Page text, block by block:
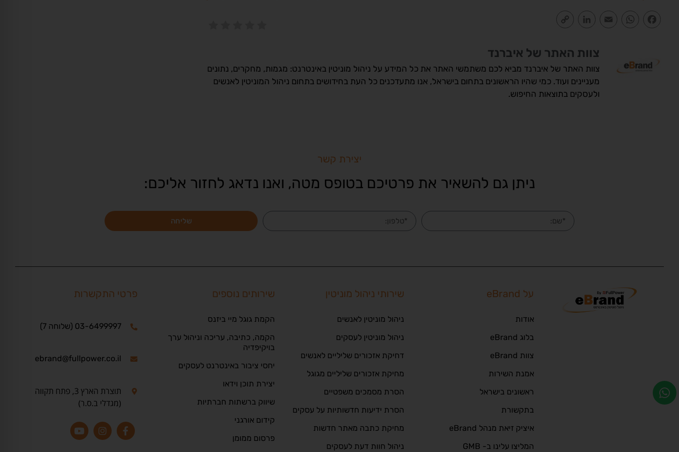
Facebook
WhatsApp
Email
LinkedIn
צוות האתר של איברנד
צוות האתר של איברנד מביא לכם משתמשי האתר את כל המידע על ניהול מוניטין באינטרנט: מגמות, מחקרים, נתונים
מעניינים ועוד. כמי שהיו הראשונים בתחום בישראל, אנו מתעדכנים כל העת בחידושים בתחום ניהול המוניטין לאנשים
ולעסקים בתוצאות החיפוש.
יצירת קשר
ניתן גם להשאיר את פרטיכם בטופס מטה, ואנו נדאג לחזור אליכם:
שליחה
על eBrand
אודות
בלוג eBrand
צוות eBrand
אמנת השירות
ראשונים בישראל
בתקשורת
איציק זיאת מנהל eBrand
המליצו עלינו ב- GMB
שירותי ניהול מוניטין
ניהול מוניטין לאנשים
ניהול מוניטין לעסקים
דחיקת אזכורים שליליים לאנשים
מחיקת אזכורים שליליים מגוגל
הסרת מסמכים משפטיים
הסרת ידיעות חדשותיות על עסקים
מחיקת כתבה מאתר חדשות
ניהול חוות דעת לעסקים
שירותים נוספים
הקמת גוגל מיי ביזנס
הקמה, כתיבה, עריכה וניהול ערך
בויקיפדיה
יחסי ציבור באינטרנט לעסקים
יצירת תוכן וידאו
שיווק ברשתות חברתיות
קידום אורגני
פרסום ממומן
פרטי התקשרות
03-6499997 (שלוחה 7)
ebrand@fullpower.co.il
תוצרת הארץ 3, פתח תקווה
(מגדלי ב.ס.ר)